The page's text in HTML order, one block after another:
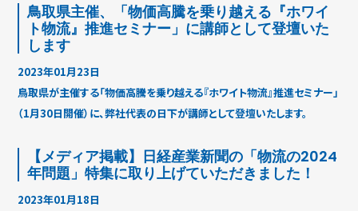
鳥取県主催、「物価高騰を乗り越える『ホワイ
ト物流』推進セミナー」に講師として登壇いた
します
2023年01月23日
鳥取県が主催する「物価高騰を乗り越える『ホワイト物流』推進セミナー」
（1月30日開催）に、弊社代表の日下が講師として登壇いたします。
【メディア掲載】日経産業新聞の「物流の2024
年問題」特集に取り上げていただきました！
2023年01月18日